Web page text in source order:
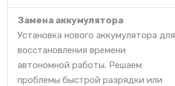
Замена аккумулятора
Установка нового аккумулятора для
восстановления времени
автономной работы. Решаем
проблемы быстрой разрядки или